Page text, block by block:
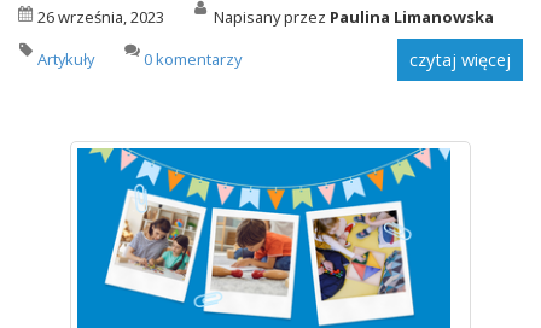
26 września, 2023 Napisany przez Paulina Limanowska
Artykuły
0 komentarzy czytaj więcej